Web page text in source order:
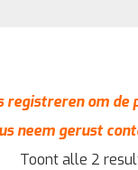
registreren om de
neem gerust
Toont alle 2